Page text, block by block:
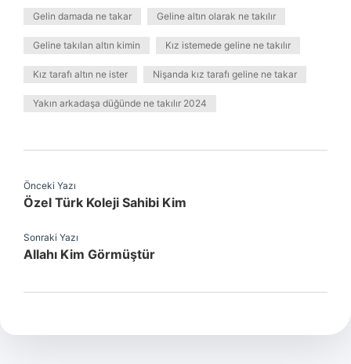
Gelin damada ne takar Geline altın olarak ne takılır
Geline takılan altın kimin Kız istemede geline ne takılır
Kız tarafı altın ne ister Nişanda kız tarafı geline ne takar
Yakın arkadaşa düğünde ne takılır 2024
Önceki Yazı
Özel Türk Koleji Sahibi Kim
Sonraki Yazı
Allahı Kim Görmüştür